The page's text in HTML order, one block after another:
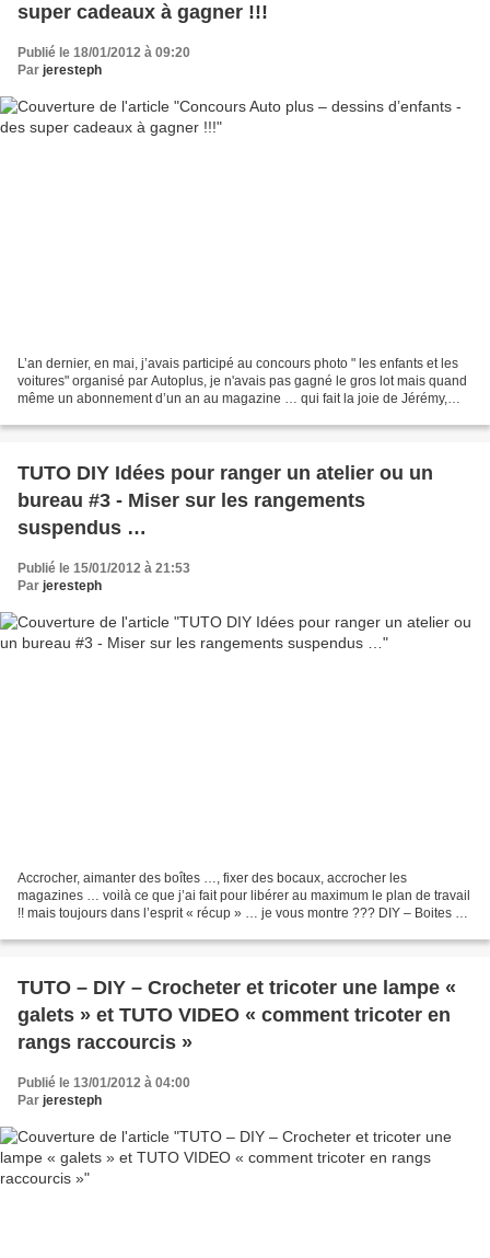
super cadeaux à gagner !!!
Publié le 18/01/2012 à 09:20
Par jeresteph
L’an dernier, en mai, j’avais participé au concours photo " les enfants et les
voitures" organisé par Autoplus, je n'avais pas gagné le gros lot mais quand
même un abonnement d’un an au magazine … qui fait la joie de Jérémy,
TUTO DIY Idées pour ranger un atelier ou un
bureau #3 - Miser sur les rangements
suspendus …
Publié le 15/01/2012 à 21:53
Par jeresteph
Accrocher, aimanter des boîtes …, fixer des bocaux, accrocher les
magazines … voilà ce que j’ai fait pour libérer au maximum le plan de travail
!! mais toujours dans l’esprit « récup » … je vous montre ??? DIY – Boites de
TUTO – DIY – Crocheter et tricoter une lampe «
galets » et TUTO VIDEO « comment tricoter en
rangs raccourcis »
Publié le 13/01/2012 à 04:00
Par jeresteph